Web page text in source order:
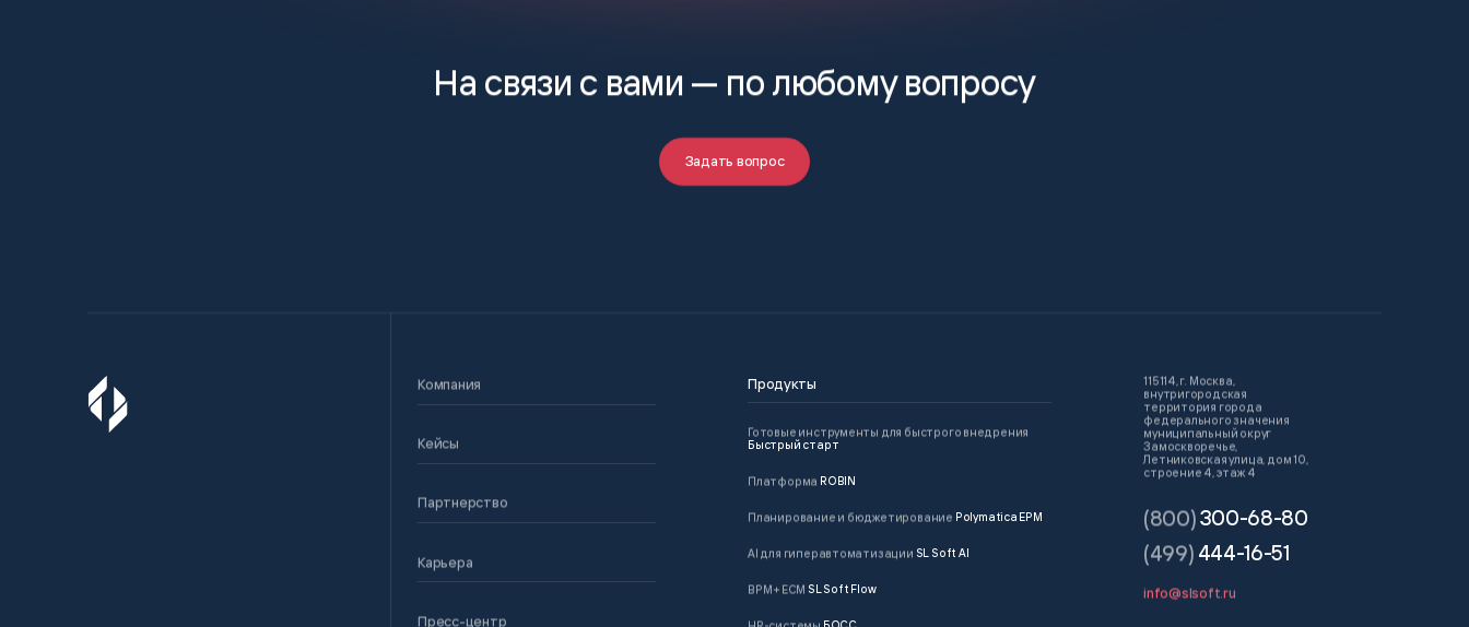
На связи с вами — по любому вопросу
Задать вопрос
Компания
Кейсы
Партнерство
Карьера
Пресс-центр
Продукты
Готовые инструменты для быстрого внедрения
Быстрый старт
Платформа ROBIN
Планирование и бюджетирование Polymatica EPM
AI для гиперавтоматизации SL Soft AI
BPM + ECM SL Soft Flow
115114, г. Москва,
внутригородская
территория города
федерального значения
муниципальный округ
Замоскворечье,
Летниковская улица, дом 10,
строение 4, этаж 4
(800)300-68-80
(499) 444-16-51
info@slsoft.ru